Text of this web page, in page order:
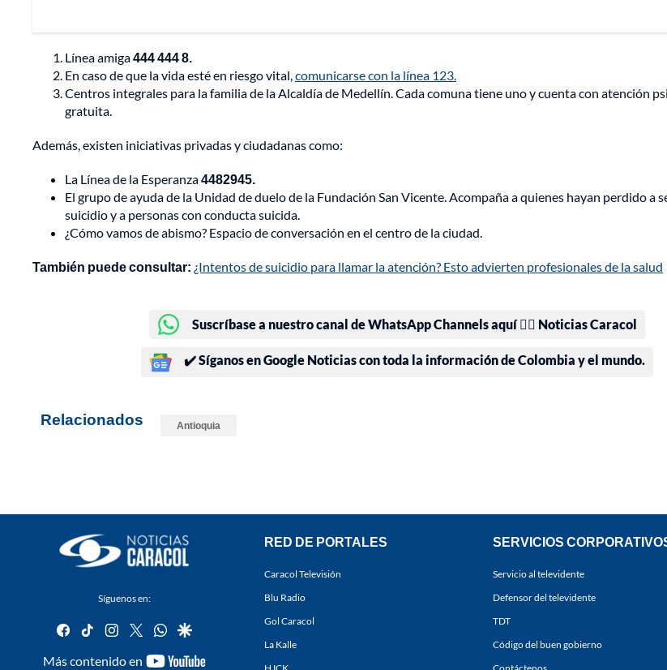
Línea amiga444 444 8.
En caso de que la vida esté en riesgo vital,comunicarse con la línea 123.
Centros integrales para la familia de la Alcaldía de Medellín. Cada comuna tiene uno y cuenta con atención
gratuita.
Además, existen iniciativas privadas y ciudadanas como:
La Línea de la Esperanza4482945.
El grupo de ayuda de la Unidad de duelo de la Fundación San Vicente. Acompaña a quienes hayan perdido a
suicidio y a personas con conducta suicida.
¿Cómo vamos de abismo? Espacio de conversación en el centro de la ciudad.
También puede consultar: ¿Intentos de suicidio para llamar la atención? Esto advierten profesionales de la salud
Suscríbase a nuestro canal de WhatsApp Channels aquí 👉🏻 Noticias Caracol
✔️ Síganos en Google Noticias con toda la información de Colombia y el mundo.
Relacionados Antioquia
Síguenos en:
facebook
tiktok instagram
twitterwhatsapp
google
Más contenido en
youtube-
RED DE PORTALES
Caracol Televisión
Blu Radio
Gol Caracol
La Kalle
SERVICIOS
Servicio al televidente
Defensor del televidente
TDT
Código del buen gobierno